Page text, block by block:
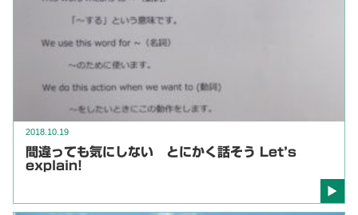
2018.10.19
間違っても気にしない とにかく話そう Let’s
explain!